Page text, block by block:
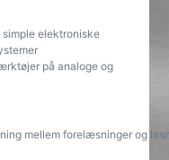
elektroniske
på analoge og
mellem forelæsninger og